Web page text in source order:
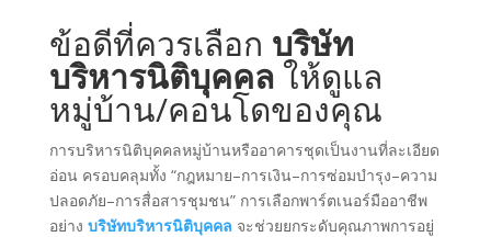
ข้อดีที่ควรเลือก บริษัท
บริหารนิติบุคคลให้ดูแล
หมู่บ้าน/คอนโดของคุณ
การบริหารนิติบุคคลหมู่บ้านหรืออาคารชุดเป็นงานที่ละเอียด
อ่อน ครอบคลุมทั้ง “กฎหมาย–การเงิน–การซ่อมบำรุง–ความ
ปลอดภัย–การสื่อสารชุมชน” การเลือกพาร์ตเนอร์มืออาชีพ
อย่าง บริษัทบริหารนิติบุคคล จะช่วยยกระดับคุณภาพการอยู่